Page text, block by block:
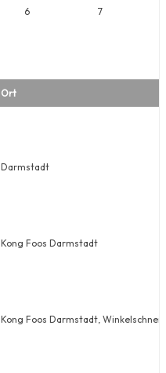
6 7
Ort
Darmstadt
Kong Foos Darmstadt
Kong Foos Darmstadt,